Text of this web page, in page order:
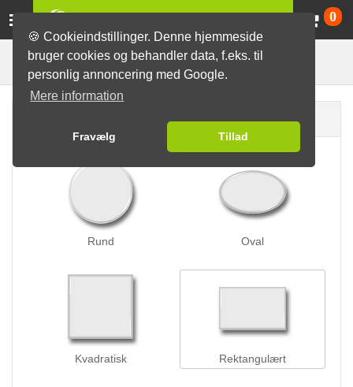
🍪 Cookieindstillinger. Denne hjemmeside
bruger cookies og behandler data, f.eks. til
personlig annoncering med Google.
Mere information
Fravælg Tillad
0
Badges Magnet-badges Magneter til tøj
Rund Oval
Kvadratisk Rektangulært